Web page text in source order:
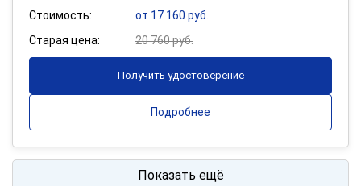
Стоимость:
от 17 160 руб.
Старая цена:
20 760 руб.
Получить удостоверение
Подробнее
Показать ещё